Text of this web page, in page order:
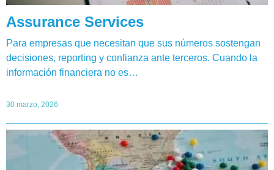
Assurance Services
Para empresas que necesitan que sus números sostengan
decisiones, reporting y confianza ante terceros. Cuando la
información financiera no es…
30 marzo, 2026